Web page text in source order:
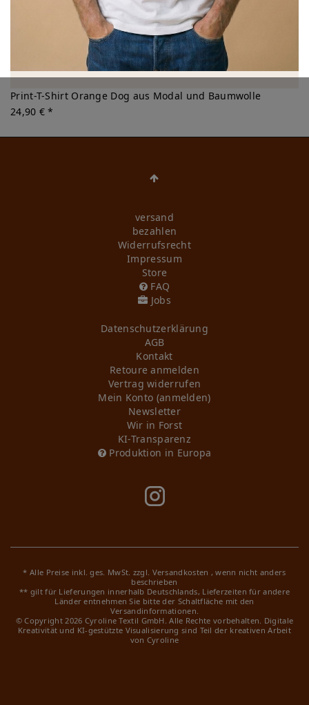
Print-T-Shirt Orange Dog aus Modal und Baumwolle
24,90 € *
versand
bezahlen
Widerrufs­recht
Impressum
Store
FAQ
Jobs
Daten­schutz­erklärung
AGB
Kontakt
Retoure anmelden
Vertrag widerrufen
Mein Konto (anmelden)
Newsletter
Wir in Forst
KI-Transparenz
Produktion in Europa
* Alle Preise inkl. ges. MwSt. zzgl. Versandkosten , wenn nicht anders
beschrieben
** gilt für Lieferungen innerhalb Deutschlands, Lieferzeiten für andere
Länder entnehmen Sie bitte der Schaltfläche mit den
Versandinformationen.
© Copyright 2026 Cyroline Textil GmbH. Alle Rechte vorbehalten. Digitale
Kreativität und KI-gestützte Visualisierung sind Teil der kreativen Arbeit
von Cyroline